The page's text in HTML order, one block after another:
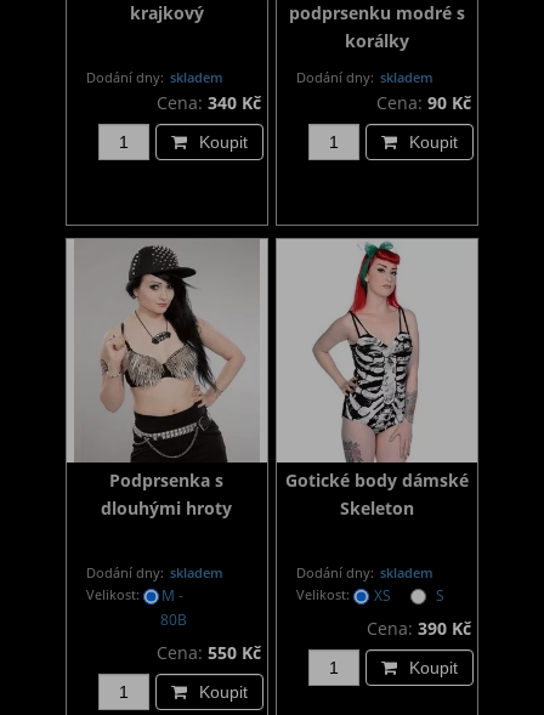
krajkový
Dodání dny: skladem
Cena: 340 Kč
Koupit
podprsenku modré s
korálky
Dodání dny: skladem
Cena: 90 Kč
Koupit
Podprsenka s
dlouhými hroty
Dodání dny: skladem
Velikost:
M -
80B
Cena: 550 Kč
Koupit
Gotické body dámské
Skeleton
Dodání dny: skladem
Velikost:
XS S
Cena: 390 Kč
Koupit